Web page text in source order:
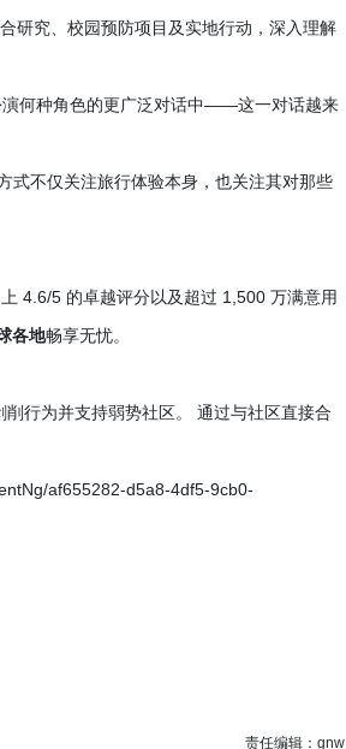
研究、校园预防项目及实地行动，深入理解
演何种角色的更广泛对话中——这一对话越来
式不仅关注旅行体验本身，也关注其对那些
4.6/5 的卓越评分以及超过 1,500 万满意用
各地畅享无忧。
行为并支持弱势社区。 通过与社区直接合
af655282-d5a8-4df5-9cb0-
责任编辑：gnw